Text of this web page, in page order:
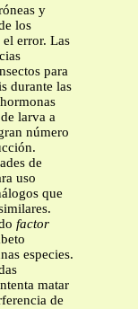
y
los
error. Las
para
durante las
larva a
número
de
uso
que
factor
especies.
matar
de